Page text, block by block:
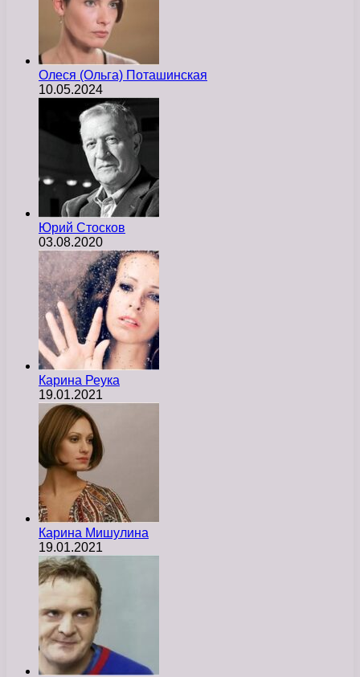
Олеся (Ольга) Поташинская
10.05.2024
Юрий Стосков
03.08.2020
Карина Реука
19.01.2021
Карина Мишулина
19.01.2021